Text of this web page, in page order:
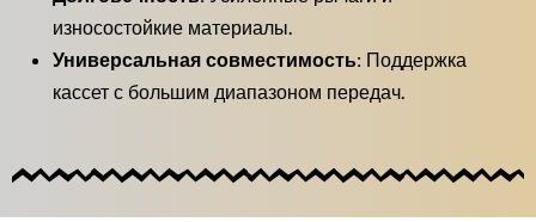
износостойкие материалы.
Универсальная совместимость: Поддержка
кассет с большим диапазоном передач.